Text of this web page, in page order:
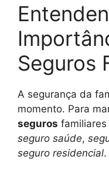
Seguros
A segurança da
momento. Para
seguros familiares
seguro saúde,
seguro residencial.